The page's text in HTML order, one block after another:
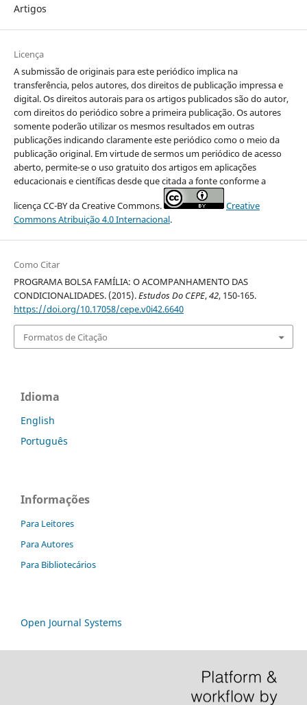
Artigos
Licença
A submissão de originais para este periódico implica na
transferência, pelos autores, dos direitos de publicação impressa e
digital. Os direitos autorais para os artigos publicados são do autor,
com direitos do periódico sobre a primeira publicação. Os autores
somente poderão utilizar os mesmos resultados em outras
publicações indicando claramente este periódico como o meio da
publicação original. Em virtude de sermos um periódico de acesso
aberto, permite-se o uso gratuito dos artigos em aplicações
educacionais e científicas desde que citada a fonte conforme a
licença CC-BY da Creative Commons.
Creative
Commons Atribuição 4.0 Internacional.
Como Citar
PROGRAMA BOLSA FAMÍLIA: O ACOMPANHAMENTO DAS
CONDICIONALIDADES. (2015).Estudos Do CEPE,42, 150-165.
https://doi.org/10.17058/cepe.v0i42.6640
Formatos de Citação
Idioma
English
Português
Informações
Para Leitores
Para Autores
Para Bibliotecários
Open Journal Systems